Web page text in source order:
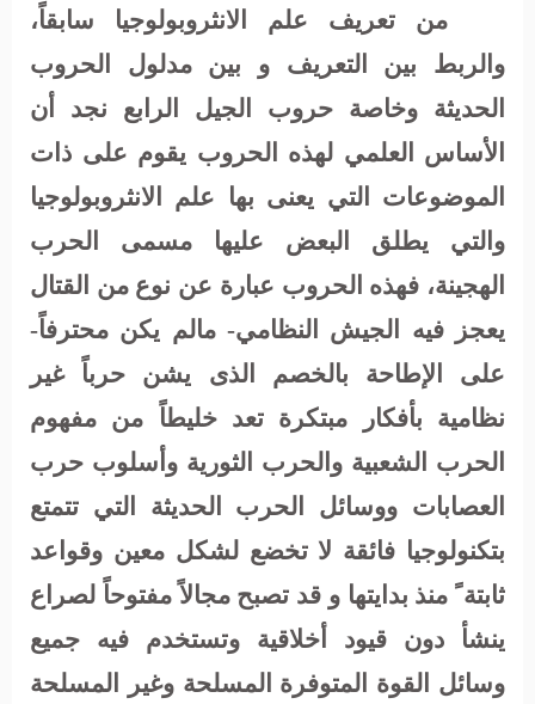
من تعريف علم الانثروبولوجيا سابقاً،
والربط بين التعريف و بين مدلول الحروب
الحديثة وخاصة حروب الجيل الرابع نجد أن
الأساس العلمي لهذه الحروب يقوم على ذات
الموضوعات التي يعنى بها علم الانثروبولوجيا
والتي يطلق البعض عليها مسمى الحرب
الهجينة، فهذه الحروب عبارة عن نوع من القتال
يعجز فيه الجيش النظامي- مالم يكن محترفاً-
على الإطاحة بالخصم الذى يشن حرباً غير
نظامية بأفكار مبتكرة تعد خليطاً من مفهوم
الحرب الشعبية والحرب الثورية وأسلوب حرب
العصابات ووسائل الحرب الحديثة التي تتمتع
بتكنولوجيا فائقة لا تخضع لشكل معين وقواعد
ثابتة ً منذ بدايتها و قد تصبح مجالاً مفتوحاً لصراع
ينشأ دون قيود أخلاقية وتستخدم فيه جميع
وسائل القوة المتوفرة المسلحة وغير المسلحة